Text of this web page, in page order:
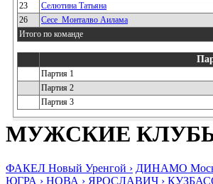
23
Селютина Татьяна
26
Сесе_Монталво Аилама
Итого по команде
Партия 1
Партия 2
Партия 3
МУЖСКИЕ
ФАКЕЛ Новый Уренгой › ДИНАМО
ЮГРА › НОВА › ЯРОСЛАВИЧ ›